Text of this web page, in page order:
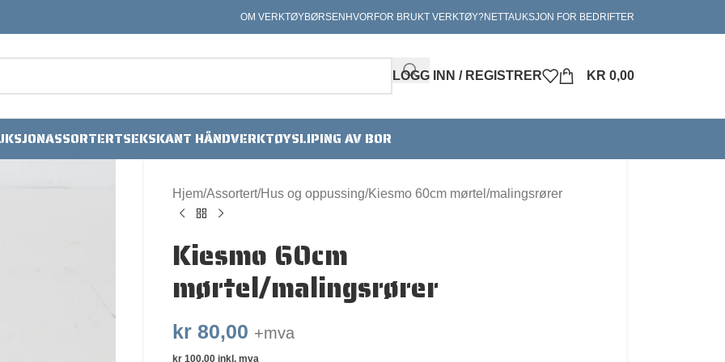
OM VERKTØYBØRSEN HVORFOR BRUKT VERKTØY?NETTAUKSJON FOR BEDRIFTER
LOGG INN / REGISTRER KR 0,00
ASSORTERTSEKSKANT HÅNDVERKTØYSLIPING AV BOR
Hjem Assortert Hus og oppussing Kiesmo 60cm mørtel/malingsrører
Kiesmo 60cm
mørtel/malingsrører
kr80,00 +mva
kr100,00inkl. mva